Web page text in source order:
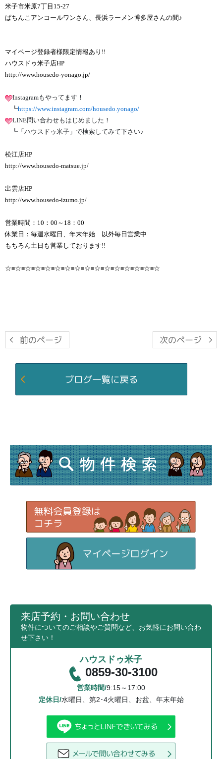
米子市米原7丁目15-27
ぱちんこアンコールワンさん、長浜ラーメン博多屋さんの間♪
マイページ登録者様限定情報あり!!
ハウスドゥ米子店HP
http://www.housedo-yonago.jp/
Instagramもやってます！
┗https://www.instagram.com/housedo.yonago/
LINE問い合わせもはじめました！
┗「ハウスドゥ米子」で検索してみて下さい♪
松江店HP
http://www.housedo-matsue.jp/
出雲店HP
http://www.housedo-izumo.jp/
営業時間：10：00～18：00
休業日：毎週水曜日、年末年始 以外毎日営業中
もちろん土日も営業しております!!
☆≡☆≡☆≡☆≡☆≡☆≡☆≡☆≡☆≡☆≡☆≡☆≡☆≡☆≡☆≡☆
来店予約・お問い合わせ
物件についてのご相談やご質問など、お気軽にお問い合わ
せ下さい！
ハウスドゥ米子
0859-30-3100
営業時間/9:15～17:00
定休日/水曜日、第2･4火曜日、お盆、年末年始